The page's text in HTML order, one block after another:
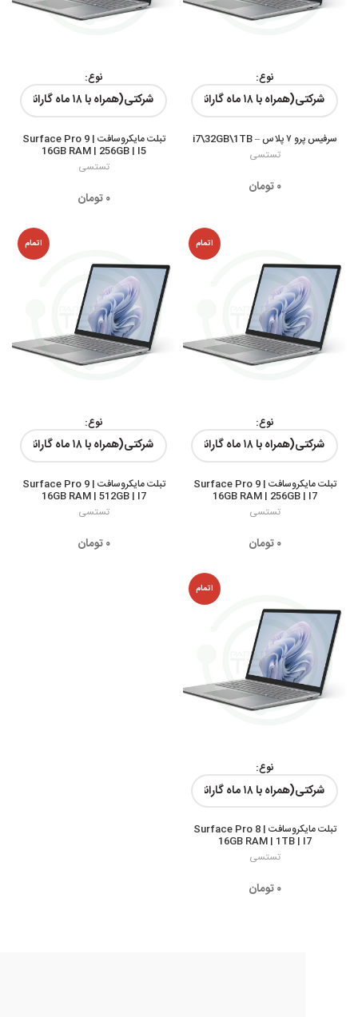
رنگ ها:
نوع:
سرفیس پرو ۷ پلاس – i7\32GB\1TB
تستسی
۰تومان
رنگ ها:
نوع:
تبلت مایکروسافت Surface Pro 9 |
16GB RAM | 256GB | I5
تستسی
۰تومان
اتمام
رنگ ها:
نوع:
تبلت مایکروسافت Surface Pro 9 |
16GB RAM | 256GB | I7
تستسی
۰تومان
اتمام
رنگ ها:
نوع:
تبلت مایکروسافت Surface Pro 9 |
16GB RAM | 512GB | I7
تستسی
۰تومان
اتمام
رنگ ها:
نوع:
تبلت مایکروسافت Surface Pro 8 |
16GB RAM | 1TB | I7
تستسی
۰تومان